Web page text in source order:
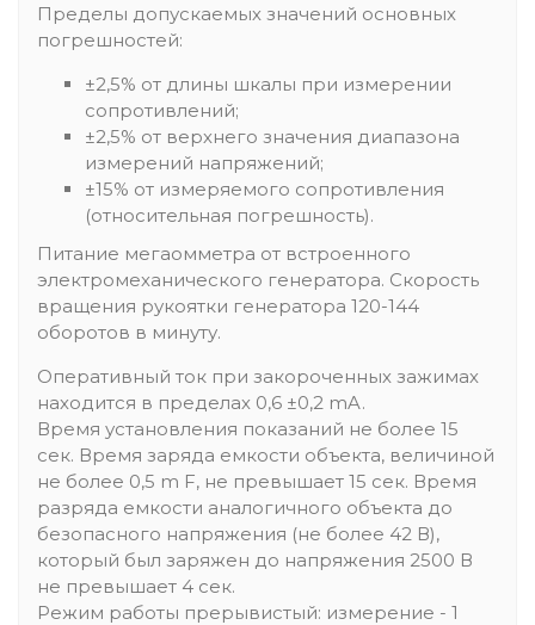
Пределы допускаемых значений основных
погрешностей:
±2,5% от длины шкалы при измерении
сопротивлений;
±2,5% от верхнего значения диапазона
измерений напряжений;
±15% от измеряемого сопротивления
(относительная погрешность).
Питание мегаомметра от встроенного
электромеханического генератора. Скорость
вращения рукоятки генератора 120-144
оборотов в минуту.
Оперативный ток при закороченных зажимах
находится в пределах 0,6 ±0,2 mA.
Время установления показаний не более 15
сек. Время заряда емкости объекта, величиной
не более 0,5 m F, не превышает 15 сек. Время
разряда емкости аналогичного объекта до
безопасного напряжения (не более 42 В),
который был заряжен до напряжения 2500 В
не превышает 4 сек.
Режим работы прерывистый: измерение - 1